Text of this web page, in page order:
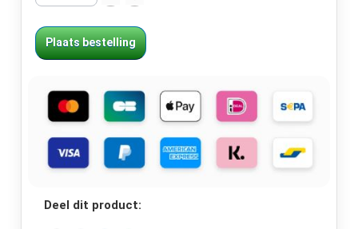
Plaats bestelling
Deel dit product: